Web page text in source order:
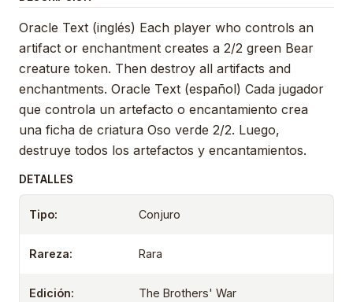
Oracle Text (inglés) Each player who controls an
artifact or enchantment creates a 2/2 green Bear
creature token. Then destroy all artifacts and
enchantments. Oracle Text (español) Cada jugador
que controla un artefacto o encantamiento crea
una ficha de criatura Oso verde 2/2. Luego,
destruye todos los artefactos y encantamientos.
DETALLES
Tipo: Conjuro
Rareza: Rara
Edición: The Brothers' War